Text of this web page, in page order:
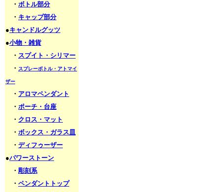
・ ボトル部分
・ キャップ部分
●キャンドルグッツ
●小物・雑貨
・ スプイト・シリマー
・ スプレーボトル・アトマイ
ザー
・ アロマペンダント
・ ポーチ・台座
・ クロス・マット
・ ボックス・ガラス皿
・ ディフゥーザー
●パワーストーン
・ 彫刻系
・ ペンダントトップ